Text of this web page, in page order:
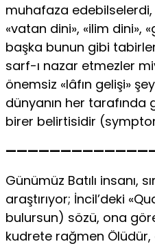
muhafaza edebilselerdi,
«vatan dini», «ilim dini»,
başka bunun gibi
sarf-ı nazar etmezler
önemsiz «lâfın gelişi»
dünyanın her tarafında
birer belirtisidir
Günümüz Batılı insanı,
araştırıyor; İncil’deki
bulursun) sözü, ona
kudrete rağmen